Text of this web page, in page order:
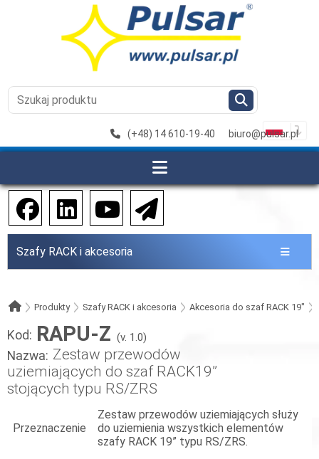
(+48) 14 610-19-40 biuro@pulsar.pl
Szafy RACK i akcesoria
Produkty Szafy RACK i akcesoria Akcesoria do szaf RACK 19"
Kod: RAPU-Z (v. 1.0)
Nazwa: Zestaw przewodów
uziemiających do szaf RACK19”
stojących typu RS/ZRS
Przeznaczenie
Zestaw przewodów uziemiających służy
do uziemienia wszystkich elementów
szafy RACK 19” typu RS/ZRS.